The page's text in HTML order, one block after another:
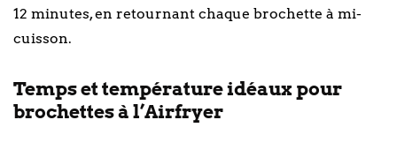
12 minutes, en retournant chaque brochette à mi-
cuisson.
Temps et température idéaux pour
brochettes à l’Airfryer